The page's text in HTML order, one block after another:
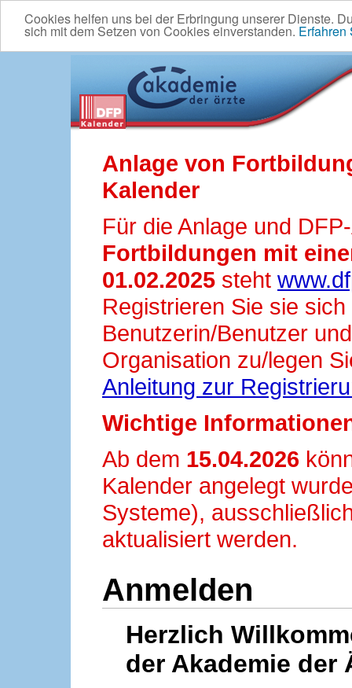
Cookies helfen uns bei der Erbringung unserer Dienste.
sich mit dem Setzen von Cookies einverstanden. Erfahren
Anlage von
Kalender
Für die Anlage und
Fortbildungen mit
01.02.2025 steht
Registrieren Sie sie
Benutzerin/Benutzer
Organisation zu/legen
Anleitung zur
Wichtige
Ab dem 15.04.2026
Kalender angelegt
Systeme),
aktualisiert werden.
Anmelden
Herzlich
der Akademie der